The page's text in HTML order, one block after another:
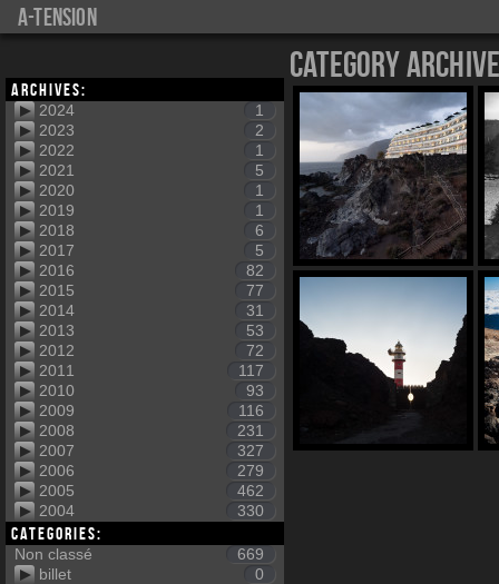
a-tension
Archives:
2024
1
2023
2
2022
1
2021
5
2020
1
2019
1
2018
6
2017
5
2016
82
2015
77
2014
31
2013
53
2012
72
2011
117
2010
93
2009
116
2008
231
2007
327
2006
279
2005
462
2004
330
Categories:
Non classé
669
billet
0
Category